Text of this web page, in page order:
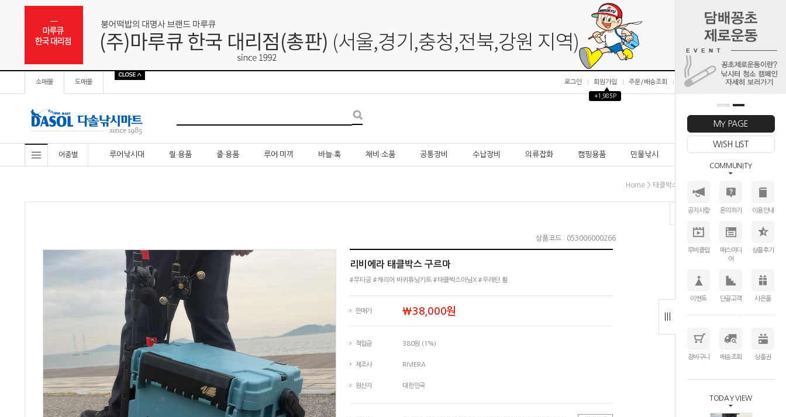
MY PAGE
WISH LIST
COMMUNITY
공지사항 문의하기 이용안내
무비클립
매스미디
어
상품후기
이벤트 단골고객 사은품
장바구니 배송조회 상품권
TODAY VIEW
소매몰 도매몰 로그인 회원가입
▲
+1,985P
주문/배송조회 마이페이지
어종별 루어낚시대 릴·용품 줄·용품 루어·미끼 바늘·훅 채비·소품 공통장비 수납장비 의류잡화 캠핑용품 민물낚시 바다낚시
Home > 태클박스
상품코드 : 053006000266
리비에라 태클박스 구르마
#무타공 #캐리어 바퀴튜닝키트 #태클박스아님X #우레탄 휠
판매가 ￦38,000원
적립금 380원 (1%)
제조사 RIVIERA
원산지 대한민국